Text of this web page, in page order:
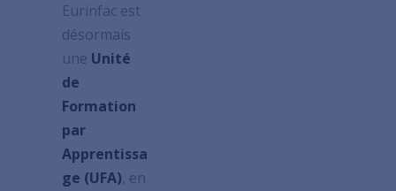
Eurinfac est
désormais
une Unité
de
Formation
par
Apprentissa
ge (UFA), en